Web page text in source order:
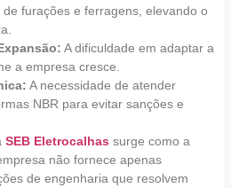
furações e ferragens, elevando o
A dificuldade em adaptar a
a empresa cresce.
A necessidade de atender
NBR para evitar sanções e
SEB Eletrocalhas surge como a
não fornece apenas
de engenharia que resolvem